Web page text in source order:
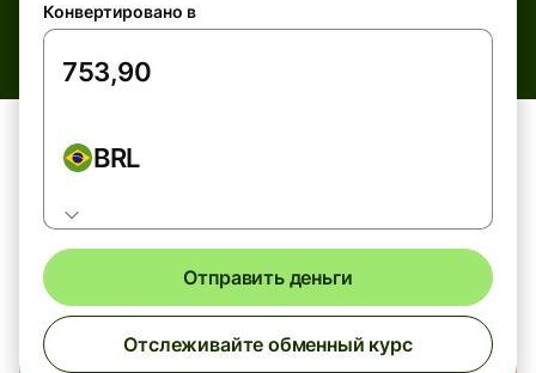
Конвертировано в
BRL
Отправить деньги
Отслеживайте обменный курс